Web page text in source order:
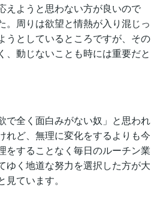
えようと思わない方が良いので
。周りは欲望と情熱が入り混じっ
うとしているところですが、その
、動じないことも時には重要だと
で全く面白みがない奴」と思われ
れど、無理に変化をするよりも今
をすることなく毎日のルーチン業
ゆく地道な努力を選択した方が大
ています。